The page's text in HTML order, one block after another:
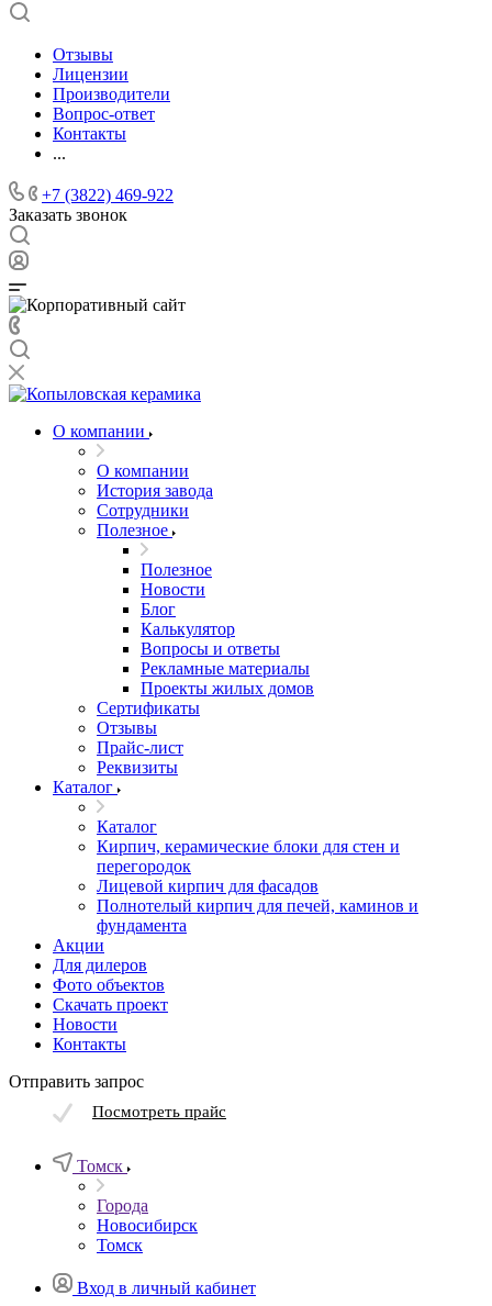
Отзывы
Лицензии
Производители
Вопрос-ответ
Контакты
...
+7 (3822) 469-922
Заказать звонок
О компании
О компании
История завода
Сотрудники
Полезное
Полезное
Новости
Блог
Калькулятор
Вопросы и ответы
Рекламные материалы
Проекты жилых домов
Сертификаты
Отзывы
Прайс-лист
Реквизиты
Каталог
Каталог
Кирпич, керамические блоки для стен и
перегородок
Лицевой кирпич для фасадов
Полнотелый кирпич для печей, каминов и
фундамента
Акции
Для дилеров
Фото объектов
Скачать проект
Новости
Контакты
Отправить запрос
Посмотреть прайс
Томск
Города
Новосибирск
Томск
Вход в личный кабинет